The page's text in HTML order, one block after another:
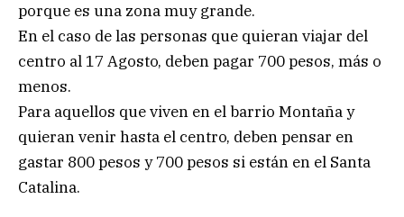
porque es una zona muy grande.
En el caso de las personas que quieran viajar del
centro al 17 Agosto, deben pagar 700 pesos, más o
menos.
Para aquellos que viven en el barrio Montaña y
quieran venir hasta el centro, deben pensar en
gastar 800 pesos y 700 pesos si están en el Santa
Catalina.